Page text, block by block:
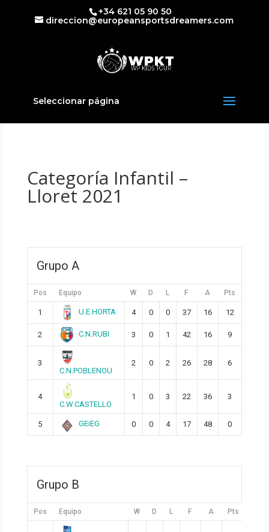
+34 621 05 90 50
direccion@europeansportsdreamers.com
Seleccionar página
Categoría Infantil –
Lloret 2021
Grupo A
Pos Equipo W D L F A Pts
1 U.E.HORTA 4 0 0 37 16 12
2 C.N.RUBI 3 0 1 42 16 9
3
C.N.POBLENOU
2 0 2 26 28 6
4
C.W.CASTELLO
1 0 3 22 36 3
5 GEiEG 0 0 4 17 48 0
Grupo B
Pos Equipo W D L F A Pts